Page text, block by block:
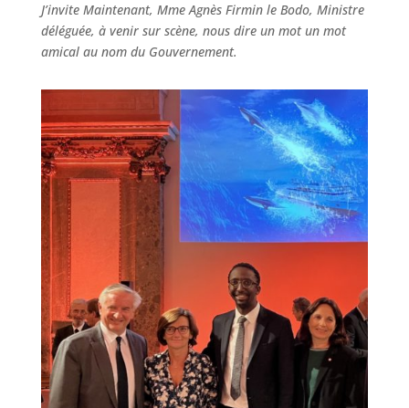
J’invite Maintenant, Mme Agnès Firmin le Bodo, Ministre
déléguée, à venir sur scène, nous dire un mot un mot
amical au nom du Gouvernement.